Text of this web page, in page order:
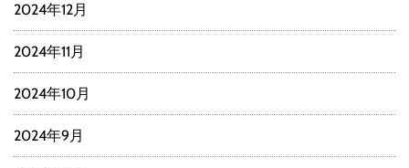
2024年12月
2024年11月
2024年10月
2024年9月